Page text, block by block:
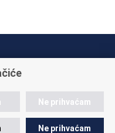
95 011
pitanje
Ne prihvaćam
Ne prihvaćam